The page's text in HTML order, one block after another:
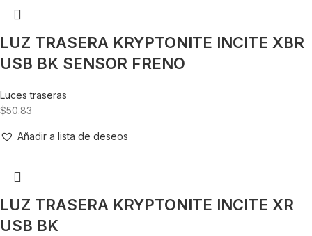
LUZ TRASERA KRYPTONITE INCITE XBR
USB BK SENSOR FRENO
Luces traseras
$50.83
Añadir a lista de deseos
LUZ TRASERA KRYPTONITE INCITE XR
USB BK